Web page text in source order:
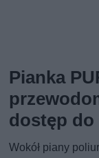
Pianka
dostęp
Wokół piany